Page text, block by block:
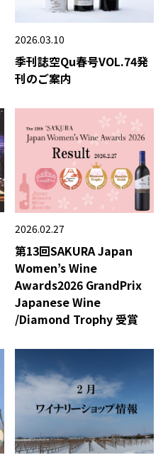
2026.03.10
季刊誌空Qu春号VOL.74発
刊のご案内
2026.02.27
第13回SAKURA Japan
Women’s Wine
Awards2026 GrandPrix
Japanese Wine
/Diamond Trophy 受賞